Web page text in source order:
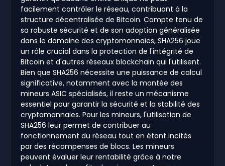
facilement contrôler le réseau, contribuant à la
structure décentralisée de Bitcoin. Compte tenu de
sa robuste sécurité et de son adoption généralisée
dans le domaine des cryptomonnaies, SHA256 joue
un rôle crucial dans la protection de l'intégrité de
Bitcoin et d'autres réseaux blockchain qui l'utilisent.
Bien que SHA256 nécessite une puissance de calcul
significative, notamment avec la montée des
mineurs ASIC spécialisés, il reste un mécanisme
essentiel pour garantir la sécurité et la stabilité des
cryptomonnaies. Pour les mineurs, l'utilisation de
SHA256 leur permet de contribuer au
fonctionnement du réseau tout en étant incités
par des récompenses de blocs. Les mineurs
peuvent évaluer leur rentabilité grâce à notre